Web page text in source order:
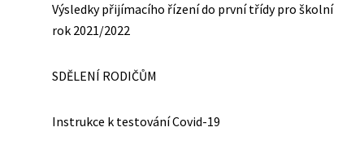
Výsledky přijímacího řízení do první třídy pro školní
rok 2021/2022
SDĚLENÍ RODIČŮM
Instrukce k testování Covid-19